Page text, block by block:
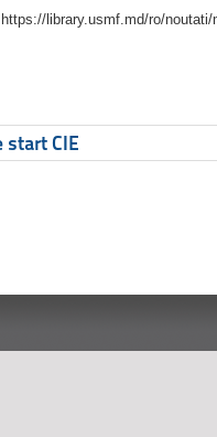
https://library.usmf.md/ro/
start CIE